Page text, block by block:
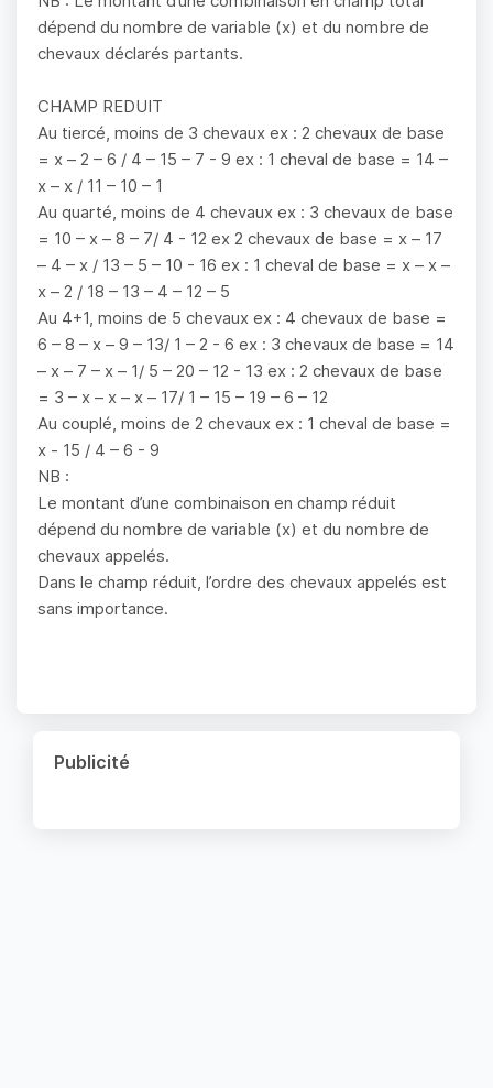
dépend du nombre de variable (x) et du nombre de
chevaux déclarés partants.
CHAMP REDUIT
Au tiercé, moins de 3 chevaux ex : 2 chevaux de base
= x – 2 – 6 / 4 – 15 – 7 - 9 ex : 1 cheval de base = 14 –
x – x / 11 – 10 – 1
Au quarté, moins de 4 chevaux ex : 3 chevaux de base
= 10 – x – 8 – 7/ 4 - 12 ex 2 chevaux de base = x – 17
– 4 – x / 13 – 5 – 10 - 16 ex : 1 cheval de base = x – x –
x – 2 / 18 – 13 – 4 – 12 – 5
Au 4+1, moins de 5 chevaux ex : 4 chevaux de base =
6 – 8 – x – 9 – 13/ 1 – 2 - 6 ex : 3 chevaux de base = 14
– x – 7 – x – 1/ 5 – 20 – 12 - 13 ex : 2 chevaux de base
= 3 – x – x – x – 17/ 1 – 15 – 19 – 6 – 12
Au couplé, moins de 2 chevaux ex : 1 cheval de base =
x - 15 / 4 – 6 - 9
NB :
Le montant d’une combinaison en champ réduit
dépend du nombre de variable (x) et du nombre de
chevaux appelés.
Dans le champ réduit, l’ordre des chevaux appelés est
sans importance.
Publicité